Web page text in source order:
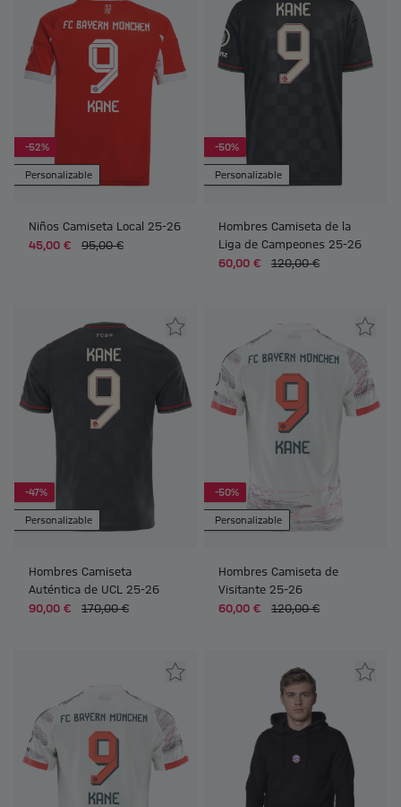
-52%
Personalizable
Niños Camiseta Local 25-26
45,00 €
95,00 €
-50%
Personalizable
Hombres Camiseta de la
Liga de Campeones 25-26
60,00 €
120,00 €
-47%
Personalizable
Hombres Camiseta
Auténtica de UCL 25-26
90,00 €
170,00 €
-50%
Personalizable
Hombres Camiseta de
Visitante 25-26
60,00 €
120,00 €